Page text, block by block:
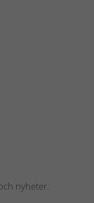
nyheter.